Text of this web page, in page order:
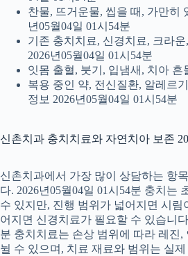
찬물, 뜨거운물, 씹을 때, 가만히
년05월04일 01시54분
기존 충치치료, 신경치료, 크라
2026년05월04일 01시54분
잇몸 출혈, 붓기, 입냄새, 치아 흔
복용 중인 약, 전신질환, 알레르
정보 2026년05월04일 01시54분
신촌치과 충치치료와 자연치아 보존
신촌치과에서 가장 많이 상담하는 항
다. 2026년05월04일 01시54분 충치는
수 있지만, 진행 범위가 넓어지면 시림
어지면 신경치료가 필요할 수 있습니
분 충치치료는 손상 범위에 따라 레진
뉠 수 있으며, 치료 재료와 범위는 실